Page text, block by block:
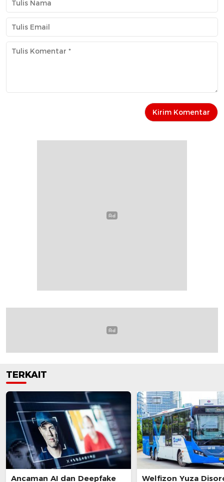
TERKAIT
Ancaman AI dan Deepfake
Welfizon Yuza